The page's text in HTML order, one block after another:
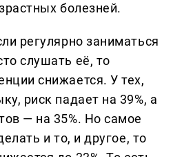
болезней.
регулярно заниматься
слушать её, то
снижается. У тех,
риск падает на 39%, а
— на 35%. Но самое
и то, и другое, то